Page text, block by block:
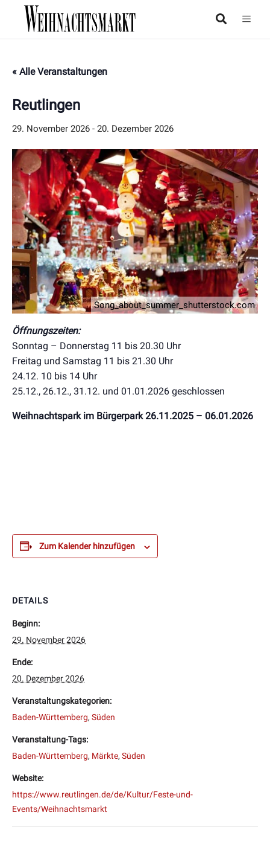
« Alle Veranstaltungen
Reutlingen
29. November 2026 - 20. Dezember 2026
Song_about_summer_shutterstock.com
Öffnungszeiten:
Sonntag – Donnerstag 11 bis 20.30 Uhr
Freitag und Samstag 11 bis 21.30 Uhr
24.12. 10 bis 14 Uhr
25.12., 26.12., 31.12. und 01.01.2026 geschlossen
Weihnachtspark im Bürgerpark 26.11.2025 – 06.01.2026
Zum Kalender hinzufügen
DETAILS
Beginn:
29. November 2026
Ende:
20. Dezember 2026
Veranstaltungskategorien:
Baden-Württemberg, Süden
Veranstaltung-Tags:
Baden-Württemberg, Märkte, Süden
Website:
https://www.reutlingen.de/de/Kultur/Feste-und-
Events/Weihnachtsmarkt